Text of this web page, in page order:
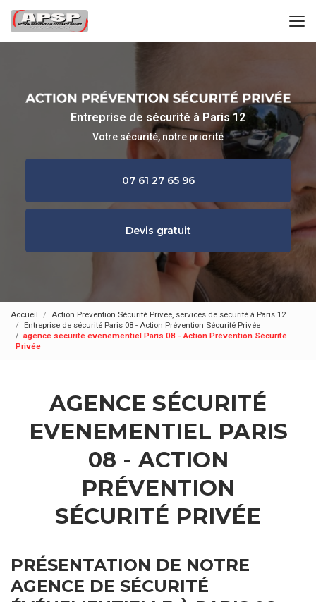
contenu
Entreprise de sécurité à Paris 12
Votre sécurité, notre priorité
07 61 27 65 96
Devis gratuit
Accueil
Action Prévention Sécurité Privée, services de sécurité à Paris 12
Entreprise de sécurité Paris 08 - Action Prévention Sécurité Privée
agence sécurité evenementiel Paris 08 - Action Prévention Sécurité
Privée
AGENCE SÉCURITÉ
EVENEMENTIEL PARIS
08 - ACTION
PRÉVENTION
SÉCURITÉ PRIVÉE
PRÉSENTATION DE NOTRE
AGENCE DE SÉCURITÉ